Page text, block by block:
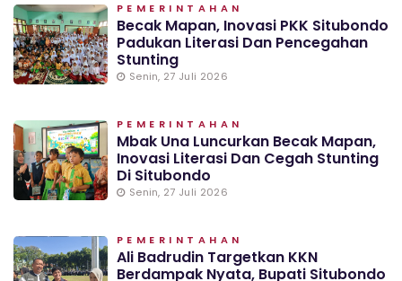
PEMERINTAHAN
Becak Mapan, Inovasi PKK Situbondo
Padukan Literasi Dan Pencegahan
Stunting
Senin, 27 Juli 2026
PEMERINTAHAN
Mbak Una Luncurkan Becak Mapan,
Inovasi Literasi Dan Cegah Stunting
Di Situbondo
Senin, 27 Juli 2026
PEMERINTAHAN
Ali Badrudin Targetkan KKN
Berdampak Nyata, Bupati Situbondo